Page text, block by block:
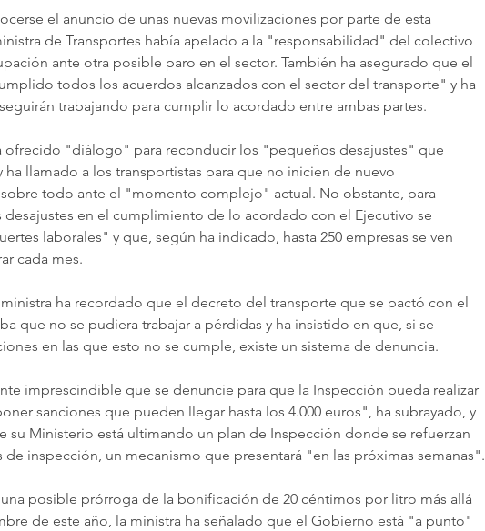
el anuncio de unas nuevas movilizaciones por parte de esta
de Transportes había apelado a la "responsabilidad" del colectivo
ante otra posible paro en el sector. También ha asegurado que el
todos los acuerdos alcanzados con el sector del transporte" y ha
trabajando para cumplir lo acordado entre ambas partes.
ofrecido "diálogo" para reconducir los "pequeños desajustes" que
ha llamado a los transportistas para que no inicien de nuevo
todo ante el "momento complejo" actual. No obstante, para
desajustes en el cumplimiento de lo acordado con el Ejecutivo se
laborales" y que, según ha indicado, hasta 250 empresas se ven
cada mes.
ministra ha recordado que el decreto del transporte que se pactó con el
que no se pudiera trabajar a pérdidas y ha insistido en que, si se
en las que esto no se cumple, existe un sistema de denuncia.
imprescindible que se denuncie para que la Inspección pueda realizar
sanciones que pueden llegar hasta los 4.000 euros", ha subrayado, y
su Ministerio está ultimando un plan de Inspección donde se refuerzan
de inspección, un mecanismo que presentará "en las próximas semanas".
posible prórroga de la bonificación de 20 céntimos por litro más allá
de este año, la ministra ha señalado que el Gobierno está "a punto"